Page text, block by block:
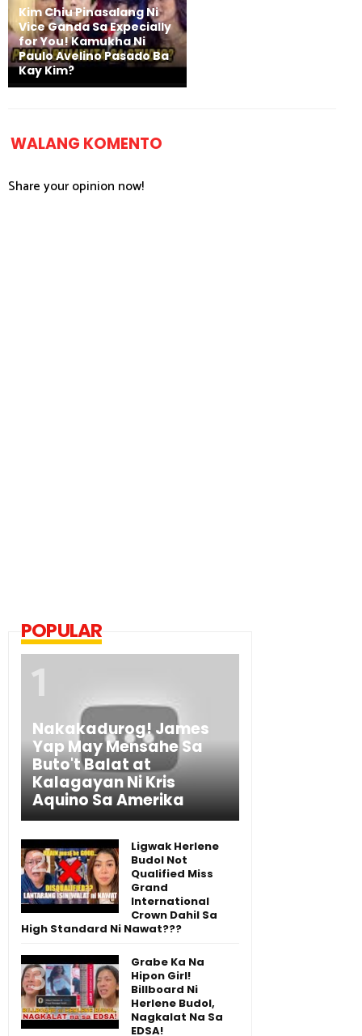
Kim Chiu Pinasalang Ni
Vice Ganda Sa Expecially
for You! Kamukha Ni
Paulo Avelino Pasado Ba
Kay Kim?
WALANG KOMENTO
Share your opinion now!
POPULAR
Nakakadurog! James
Yap May Mensahe Sa
Buto't Balat at
Kalagayan Ni Kris
Aquino Sa Amerika
Ligwak Herlene
Budol Not
Qualified Miss
Grand
International
Crown Dahil Sa
High Standard Ni Nawat???
Grabe Ka Na
Hipon Girl!
Billboard Ni
Herlene Budol,
Nagkalat Na Sa
EDSA!